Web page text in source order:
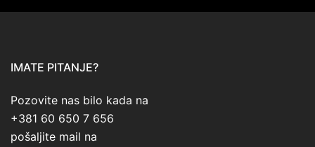
IMATE PITANJE?
Pozovite nas bilo kada na
+381 60 650 7 656
pošaljite mail na